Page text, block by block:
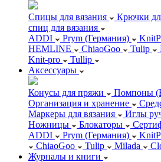
Спицы для вязания Крючки
спиц для вязания
ADDI
Prym (Германия)
HEMLINE
ChiaoGoo Tulip
Knit-pro
Tullip
Аксессуары
Конусы для пряжи
Помпоны
Организация и хранение
Маркеры для вязания
Иглы
Ножницы
Блокаторы
ADDI
Prym (Германия)
ChiaoGoo
Tulip Milada
Журналы и книги